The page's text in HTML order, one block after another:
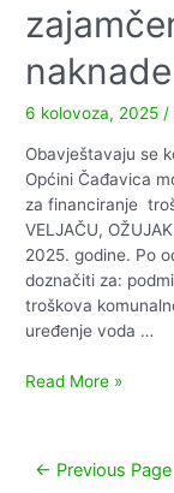
naknade
6 kolovoza, 2025 /
Obavještavaju se
Općini Čađavica
za financiranje
VELJAČU,
2025. godine. Po
doznačiti za:
troškova
uređenje voda …
Obavijest
naknade
Read More »
Paginacija
← Previous Page